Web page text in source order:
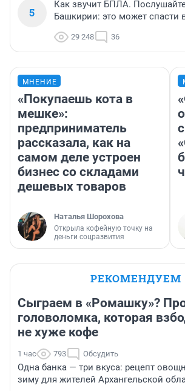
5
Как звучит БПЛА.
Башкирии: это может спасти
29 248 36
МНЕНИЕ
«Покупаешь кота в
мешке»:
предприниматель
рассказала, как на
самом деле устроен
бизнес со складами
дешевых товаров
Наталья Шорохова
Открыла кофейную точку на
деньги соцразвития
РЕКОМЕНДУЕМ
Сыграем в «Ромашку»?
головоломка, которая
не хуже кофе
1 час 793 Обсудить
Одна банка — три вкуса: рецепт
зиму для жителей Архангельской